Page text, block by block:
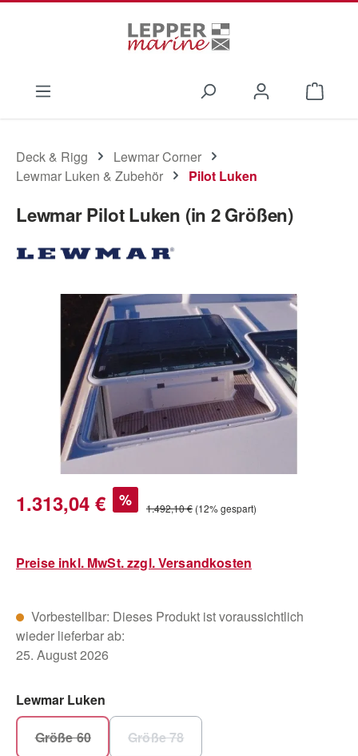
Deck & Rigg
Lewmar Corner
Lewmar Luken & Zubehör
Pilot Luken
Lewmar Pilot Luken (in 2 Größen)
Bildergalerie überspringen
Verkaufspreis:
1.313,04 € % Regulärer Preis:
1.492,10 € (12% gespart)
Preise inkl. MwSt. zzgl. Versandkosten
Vorbestellbar: Dieses Produkt ist voraussichtlich
wieder lieferbar ab:
25. August 2026
Lewmar Luken
Größe 60
(Diese Option ist zurzeit nicht verfügbar.)
Größe 78
(Diese Option ist zurzeit nicht